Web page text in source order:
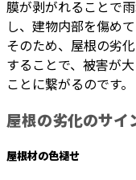
膜が剥がれることで
し、建物内部を傷めて
そのため、屋根の劣
することで、被害が
ことに繋がるのです。
屋根の劣化のサイ
屋根材の色褪せ